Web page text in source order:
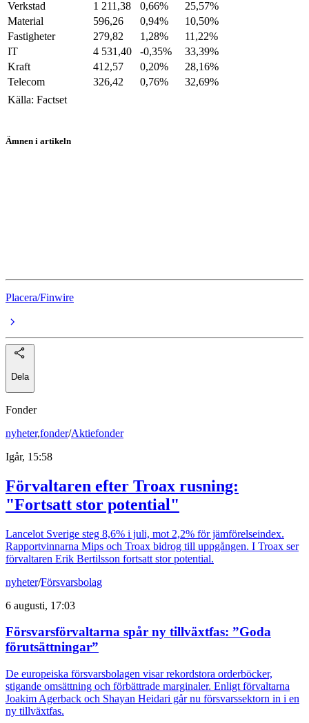
Verkstad 1 211,38 0,66%
25,57%
Material
596,26 0,94%
10,50%
Fastigheter
279,82 1,28%
11,22%
IT
4 531,40 -0,35%
33,39%
Kraft
412,57 0,20%
28,16%
Telecom
326,42 0,76%
32,69%
Källa: Factset
Ämnen i artikeln
Placera/Finwire
Dela
Fonder
nyheter,fonder/Aktiefonder
Igår, 15:58
Förvaltaren efter Troax rusning:
"Fortsatt stor potential"
Lancelot Sverige steg 8,6% i juli, mot 2,2% för jämförelseindex.
Rapportvinnarna Mips och Troax bidrog till uppgången. I Troax ser
förvaltaren Erik Bertilsson fortsatt stor potential.
nyheter/Försvarsbolag
6 augusti, 17:03
Försvarsförvaltarna spår ny tillväxtfas: ”Goda
förutsättningar”
De europeiska försvarsbolagen visar rekordstora orderböcker,
stigande omsättning och förbättrade marginaler. Enligt förvaltarna
Joakim Agerback och Shayan Heidari går nu försvarssektorn in i en
ny tillväxtfas.